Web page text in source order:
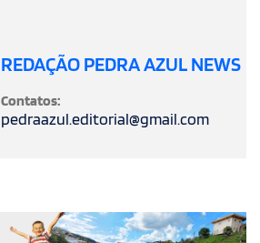
REDAÇÃO PEDRA AZUL NEWS
Contatos:
pedraazul.editorial@gmail.com